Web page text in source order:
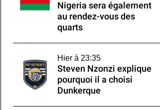
Nigeria sera également
au rendez-vous des
quarts
Hier à 23:35
Steven Nzonzi explique
pourquoi il a choisi
Dunkerque